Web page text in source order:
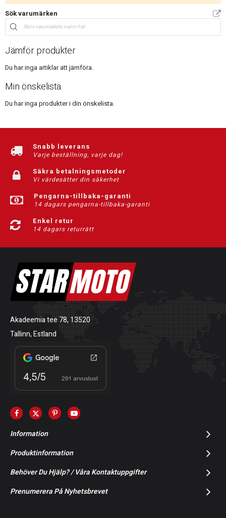
Sök varumärken
Jämför produkter
Du har inga artiklar att jämföra.
Min önskelista
Du har inga produkter i din önskelista.
Snabb leverans
Varje beställning, varje dag!
Säkra betalningsmetoder
Vi värdesätter din säkerhet
Pengarna-tillbaka-garanti
14 dagars pengarna-tillbaka-garanti
Enkel retur
14 dagars returrätt
Akadeemia tee 78, 13520
Tallinn, Estland
Information
Produktinformation
Behöver Du Hjälp? / Våra Kontaktuppgifter
Prenumerera På Nyhetsbrevet